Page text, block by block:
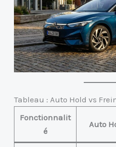
Tableau : Auto Hold vs
Fonctionnalit
é
Auto